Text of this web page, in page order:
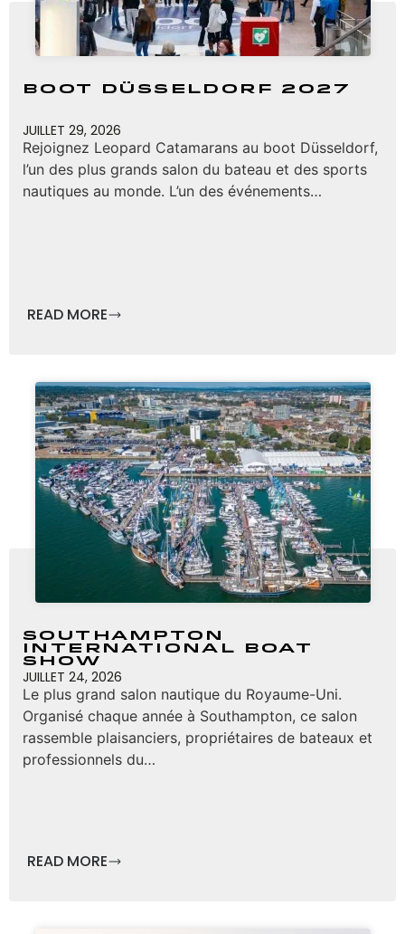
Boot Düsseldorf 2027
JUILLET 29, 2026
Rejoignez Leopard Catamarans au boot Düsseldorf,
l’un des plus grands salon du bateau et des sports
nautiques au monde. L’un des événements…
READ MORE
Southampton
International Boat
Show
JUILLET 24, 2026
Le plus grand salon nautique du Royaume-Uni.
Organisé chaque année à Southampton, ce salon
rassemble plaisanciers, propriétaires de bateaux et
professionnels du…
READ MORE